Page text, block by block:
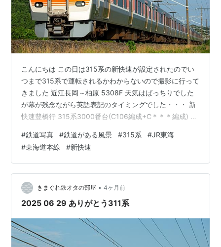
こんにちは この日は315系の新快速が設定されたのでい
つまで315系で運転されるかわからないので撮影に行って
きました 近江長岡～柏原 5308F 天気はばっちりでした
が幕が残念ながら英語表記のタイミングでした・・・ 新
快速豊橋行 315系3000番台(C106編成+C＊＊＊編成) 撮
ございました。
#鉄道写真 #鉄道がある風景 #315系 #JR東海
#東海道本線 #新快速
きまぐれ鉄オタの部屋 • 4ヶ月前
2025 06 29 ありがとう311系